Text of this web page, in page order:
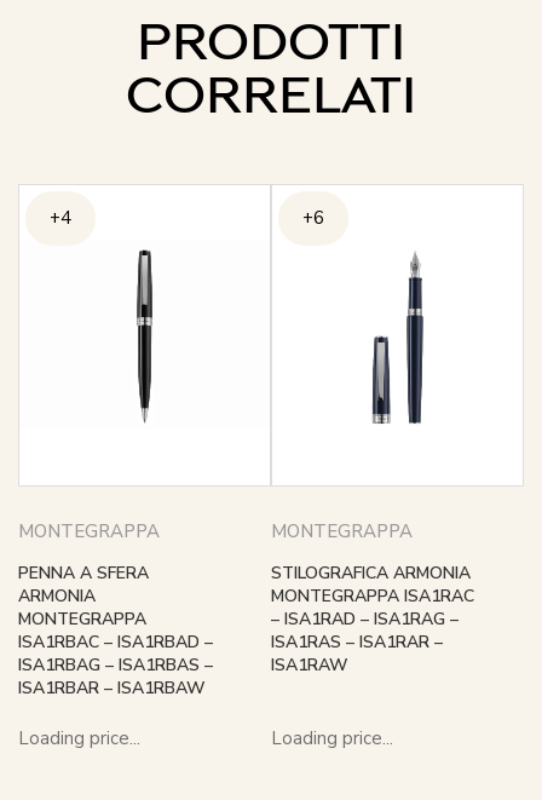
PRODOTTI
CORRELATI
+4
MONTEGRAPPA
PENNA A SFERA
ARMONIA
MONTEGRAPPA
ISA1RBAC – ISA1RBAD –
ISA1RBAG – ISA1RBAS –
ISA1RBAR – ISA1RBAW
Loading price...
+6
MONTEGRAPPA
STILOGRAFICA ARMONIA
MONTEGRAPPA ISA1RAC
– ISA1RAD – ISA1RAG –
ISA1RAS – ISA1RAR –
ISA1RAW
Loading price...